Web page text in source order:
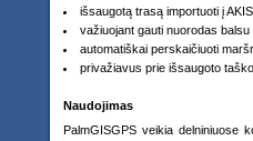
išsaugotą trasą importuoti į
važiuojant gauti nuorodas
automatiškai perskaičiuoti
privažiavus prie išsaugoto
Naudojimas
PalmGISGPS veikia delniniuose